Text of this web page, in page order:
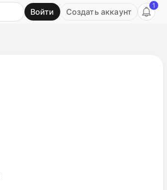
Войти Создать аккаунт
1